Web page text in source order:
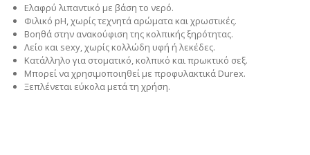
Ελαφρύ λιπαντικό με βάση το νερό.
Φιλικό pH, χωρίς τεχνητά αρώματα και χρωστικές.
Βοηθά στην ανακούφιση της κολπικής ξηρότητας.
Λείο και sexy, χωρίς κολλώδη υφή ή λεκέδες.
Κατάλληλο για στοματικό, κολπικό και πρωκτικό σεξ.
Μπορεί να χρησιμοποιηθεί με προφυλακτικά Durex.
Ξεπλένεται εύκολα μετά τη χρήση.